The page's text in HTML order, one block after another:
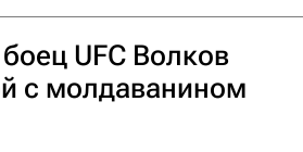
UFC Волков
с молдаванином